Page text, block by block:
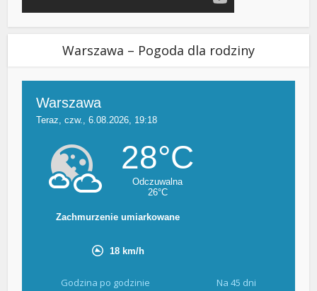
Warszawa – Pogoda dla rodziny
Godzina po godzinie Na 45 dni